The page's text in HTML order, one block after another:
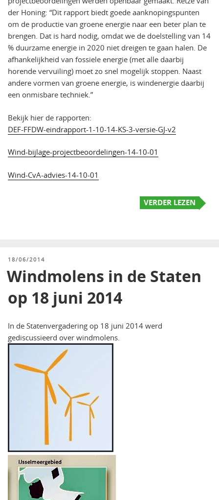
der Honing: “Dit rapport biedt goede aanknopingspunten
om de productie van groene energie naar een beter plan te
brengen. Dat is hard nodig, omdat we de doelstelling van 14
% duurzame energie in 2020 niet dreigen te gaan halen. De
afhankelijkheid van fossiele energie (met alle daarbij
horende vervuiling) moet zo snel mogelijk stoppen. Naast
andere vormen van groene energie, is windenergie daarbij
een onmisbare techniek.”
Bekijk hier de rapporten:
DEF-FFDW-eindrapport-1-10-14-KS-3-versie-GJ-v2
Wind-bijlage-projectbeoordelingen-14-10-01
Wind-CvA-advies-14-10-01
VERDER LEZEN
GEPLAATST
18/06/2014
Windmolens in de Staten
op 18 juni 2014
In de Statenvergadering op 18 juni 2014 werd
gediscussieerd over windmolens.